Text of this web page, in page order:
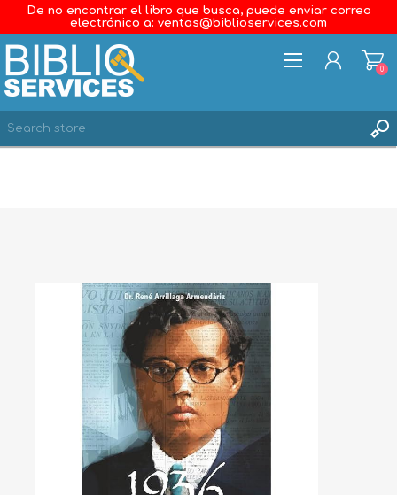
De no encontrar el libro que busca, puede enviar correo
electrónico a: ventas@biblioservices.com
0